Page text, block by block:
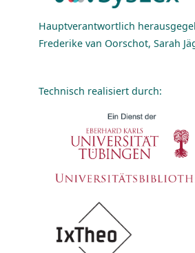
Hauptverantwortlich
Frederike van Oorschot, Sarah
Technisch realisiert durch: